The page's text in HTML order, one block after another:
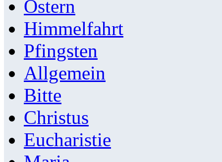
Ostern
Himmelfahrt
Pfingsten
Allgemein
Bitte
Christus
Eucharistie